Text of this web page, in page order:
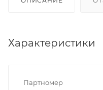
Характеристики
Партномер